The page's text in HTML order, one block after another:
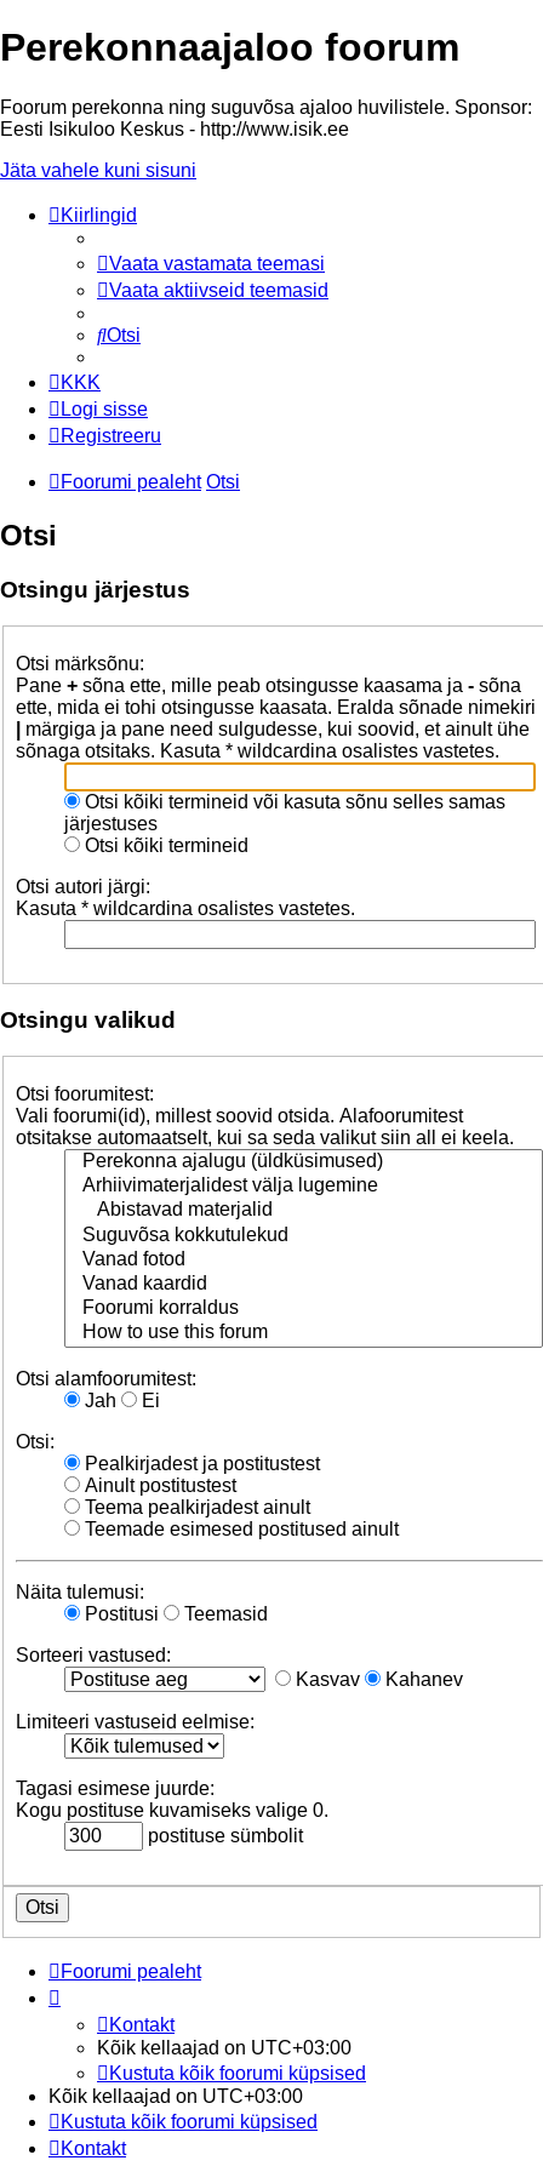
Perekonnaajaloo foorum
Foorum perekonna ning suguvõsa ajaloo huvilistele. Sponsor:
Eesti Isikuloo Keskus - http://www.isik.ee
Jäta vahele kuni sisuni
Kiirlingid
Vaata vastamata teemasi
Vaata aktiivseid teemasid
Otsi
KKK
Logi sisse
Registreeru
Foorumi pealeht Otsi
Otsi
Otsingu järjestus
Otsi märksõnu:
Pane + sõna ette, mille peab otsingusse kaasama ja - sõna
ette, mida ei tohi otsingusse kaasata. Eralda sõnade nimekiri
märgiga ja pane need sulgudesse, kui soovid, et ainult ühe
sõnaga otsitaks. Kasuta * wildcardina osalistes vastetes.
Otsi kõiki termineid või kasuta sõnu selles samas
järjestuses
Otsi kõiki termineid
Otsi autori järgi:
Kasuta * wildcardina osalistes vastetes.
Otsingu valikud
Otsi foorumitest:
Vali foorumi(id), millest soovid otsida. Alafoorumitest
otsitakse automaatselt, kui sa seda valikut siin all ei keela.
Otsi alamfoorumitest:
Jah
Ei
Otsi:
Pealkirjadest ja postitustest
Ainult postitustest
Teema pealkirjadest ainult
Teemade esimesed postitused ainult
Näita tulemusi:
Postitusi
Teemasid
Sorteeri vastused:
Kasvav
Kahanev
Limiteeri vastuseid eelmise:
Tagasi esimese juurde:
Kogu postituse kuvamiseks valige 0.
postituse sümbolit
Foorumi pealeht
Kontakt
Kõik kellaajad on UTC+03:00
Kustuta kõik foorumi küpsised
Kõik kellaajad on UTC+03:00
Kustuta kõik foorumi küpsised
Kontakt